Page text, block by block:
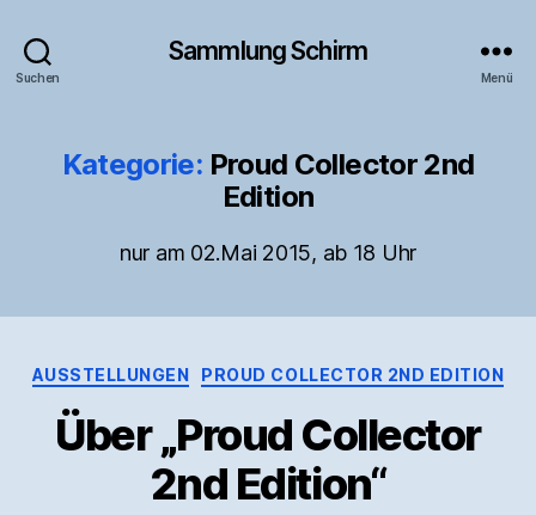
Suchen
Sammlung Schirm
Menü
Kategorie: Proud Collector 2nd
Edition
nur am 02.Mai 2015, ab 18 Uhr
Kategorien
AUSSTELLUNGEN PROUD COLLECTOR 2ND EDITION
Über „Proud Collector
2nd Edition“